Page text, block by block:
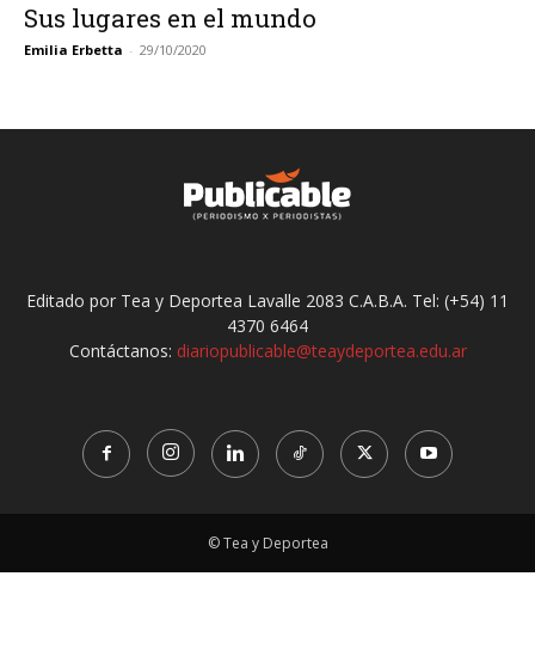
Sus lugares en el mundo
Emilia Erbetta - 29/10/2020
Editado por Tea y Deportea Lavalle 2083 C.A.B.A. Tel: (+54) 11
4370 6464
Contáctanos: diariopublicable@teaydeportea.edu.ar
© Tea y Deportea